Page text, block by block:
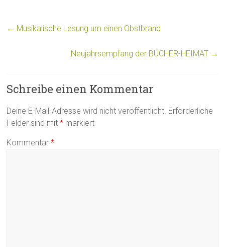
← Musikalische Lesung um einen Obstbrand
Neujahrsempfang der BÜCHER-HEIMAT →
Schreibe einen Kommentar
Deine E-Mail-Adresse wird nicht veröffentlicht. Erforderliche
Felder sind mit* markiert
Kommentar*